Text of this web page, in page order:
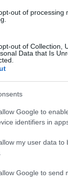
out of processing
out of Collection,
Data that Is
Google to
identifiers in
my user data
Google to send
PIB entre
desde que está
de euros
que irá
de ciencia e